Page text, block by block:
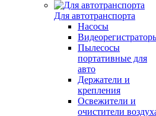
Для автотранспорта
Насосы
Пылесосы
портативные для
авто
Держатели и
крепления
Освежители и
очистители